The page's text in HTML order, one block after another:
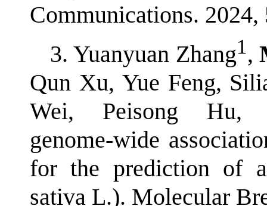
Communications. 2024,
3. Yuanyuan Zhang1,
Qun Xu, Yue Feng,
Wei, Peisong Hu,
genome‑wide
for the prediction of
sativa L.). Molecular